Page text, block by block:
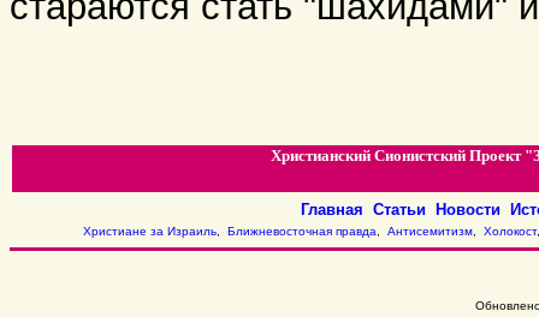
Христианский Сионистский
Главная Статьи Новости
Христиане за Израиль Ближневосточная правда Антисемитизм Холокост